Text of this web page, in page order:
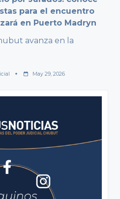
para el encuentro
en Puerto Madryn
avanza en la
May 29, 2026